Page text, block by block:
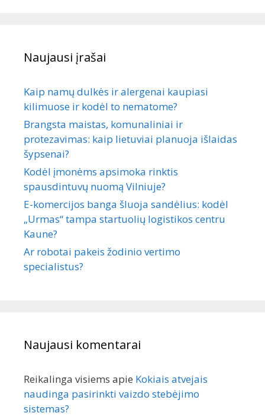
Naujausi įrašai
Kaip namų dulkės ir alergenai kaupiasi
kilimuose ir kodėl to nematome?
Brangsta maistas, komunaliniai ir
protezavimas: kaip lietuviai planuoja išlaidas
šypsenai?
Kodėl įmonėms apsimoka rinktis
spausdintuvų nuomą Vilniuje?
E-komercijos banga šluoja sandėlius: kodėl
„Urmas“ tampa startuolių logistikos centru
Kaune?
Ar robotai pakeis žodinio vertimo
specialistus?
Naujausi komentarai
Reikalinga visiems apie Kokiais atvejais
naudinga pasirinkti vaizdo stebėjimo
sistemas?